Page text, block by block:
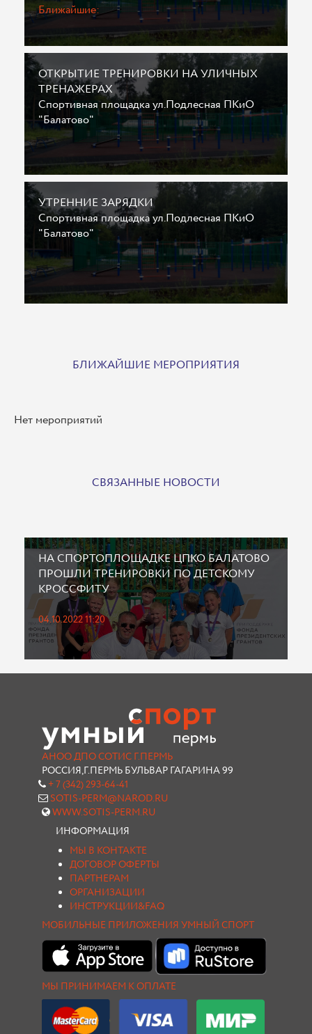
Ближайшие:
ОТКРЫТИЕ ТРЕНИРОВКИ НА УЛИЧНЫХ
ТРЕНАЖЕРАХ
Спортивная площадка ул.Подлесная ПКиО
"Балатово"
УТРЕННИЕ ЗАРЯДКИ
Спортивная площадка ул.Подлесная ПКиО
"Балатово"
БЛИЖАЙШИЕ МЕРОПРИЯТИЯ
Нет мероприятий
СВЯЗАННЫЕ НОВОСТИ
НА СПОРТОПЛОЩАДКЕ ЦПКО БАЛАТОВО
ПРОШЛИ ТРЕНИРОВКИ ПО ДЕТСКОМУ
КРОССФИТУ
04.10.2022 11:20
АНОО ДПО СОТИС Г.ПЕРМЬ
РОССИЯ,Г.ПЕРМЬ БУЛЬВАР ГАГАРИНА 99
+ 7 (342) 293-64-41
SOTIS-PERM@NAROD.RU
WWW.SOTIS-PERM.RU
ИНФОРМАЦИЯ
МЫ В КОНТАКТЕ
ДОГОВОР ОФЕРТЫ
ПАРТНЕРАМ
ОРГАНИЗАЦИИ
ИНСТРУКЦИИ&FAQ
МОБИЛЬНЫЕ ПРИЛОЖЕНИЯ УМНЫЙ СПОРТ
МЫ ПРИНИМАЕМ К ОПЛАТЕ